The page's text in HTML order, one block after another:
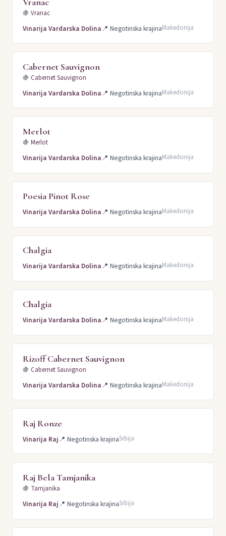
🍇 Vranac
Vinarija Vardarska Dolina📍 Negotinska krajinaMakedonija
Cabernet Sauvignon
🍇 Cabernet Sauvignon
Vinarija Vardarska Dolina📍 Negotinska krajinaMakedonija
Merlot
🍇 Merlot
Vinarija Vardarska Dolina📍 Negotinska krajinaMakedonija
Poesia Pinot Rose
Vinarija Vardarska Dolina📍 Negotinska krajinaMakedonija
Chalgia
Vinarija Vardarska Dolina📍 Negotinska krajinaMakedonija
Chalgia
Vinarija Vardarska Dolina📍 Negotinska krajinaMakedonija
Rizoff Cabernet Sauvignon
🍇 Cabernet Sauvignon
Vinarija Vardarska Dolina📍 Negotinska krajinaMakedonija
Raj Ronze
Vinarija Raj📍 Negotinska krajinaSrbija
Raj Bela Tamjanika
🍇 Tamjanika
Vinarija Raj📍 Negotinska krajinaSrbija